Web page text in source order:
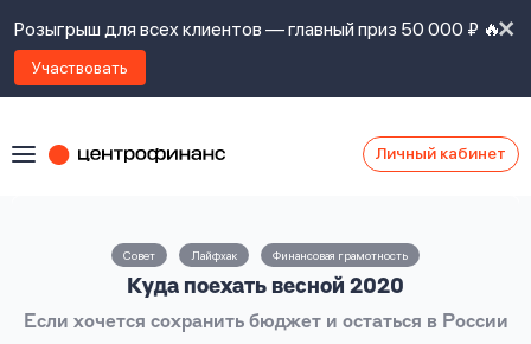
Розыгрыш для всех клиентов — главный приз 50 000 ₽ 🔥
Участвовать
Личный кабинет
Совет Лайфхак Финансовая грамотность
Куда поехать весной 2020
Если хочется сохранить бюджет и остаться в России
контакты
ознакомлен
предоставления